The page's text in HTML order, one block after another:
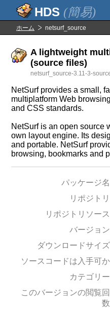
(簡易)
ホーム netsurf_source
A lightweight
(source files)
netsurf_source-3.11-3-
NetSurf provides a small,
multiplatform Web
and CSS standards.
NetSurf is an open source
own layout engine. Its
and portable. NetSurf
browsing, bookmarks and
パッケージ名
リポジトリ
リポジトリソース
バージョン
ダウンロードサイズ
ソースコードは入手可か
カテゴリー
このバージョンの閲覧回
数